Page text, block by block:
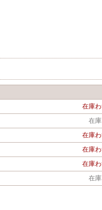
在庫
在
在庫
在庫
在庫
在